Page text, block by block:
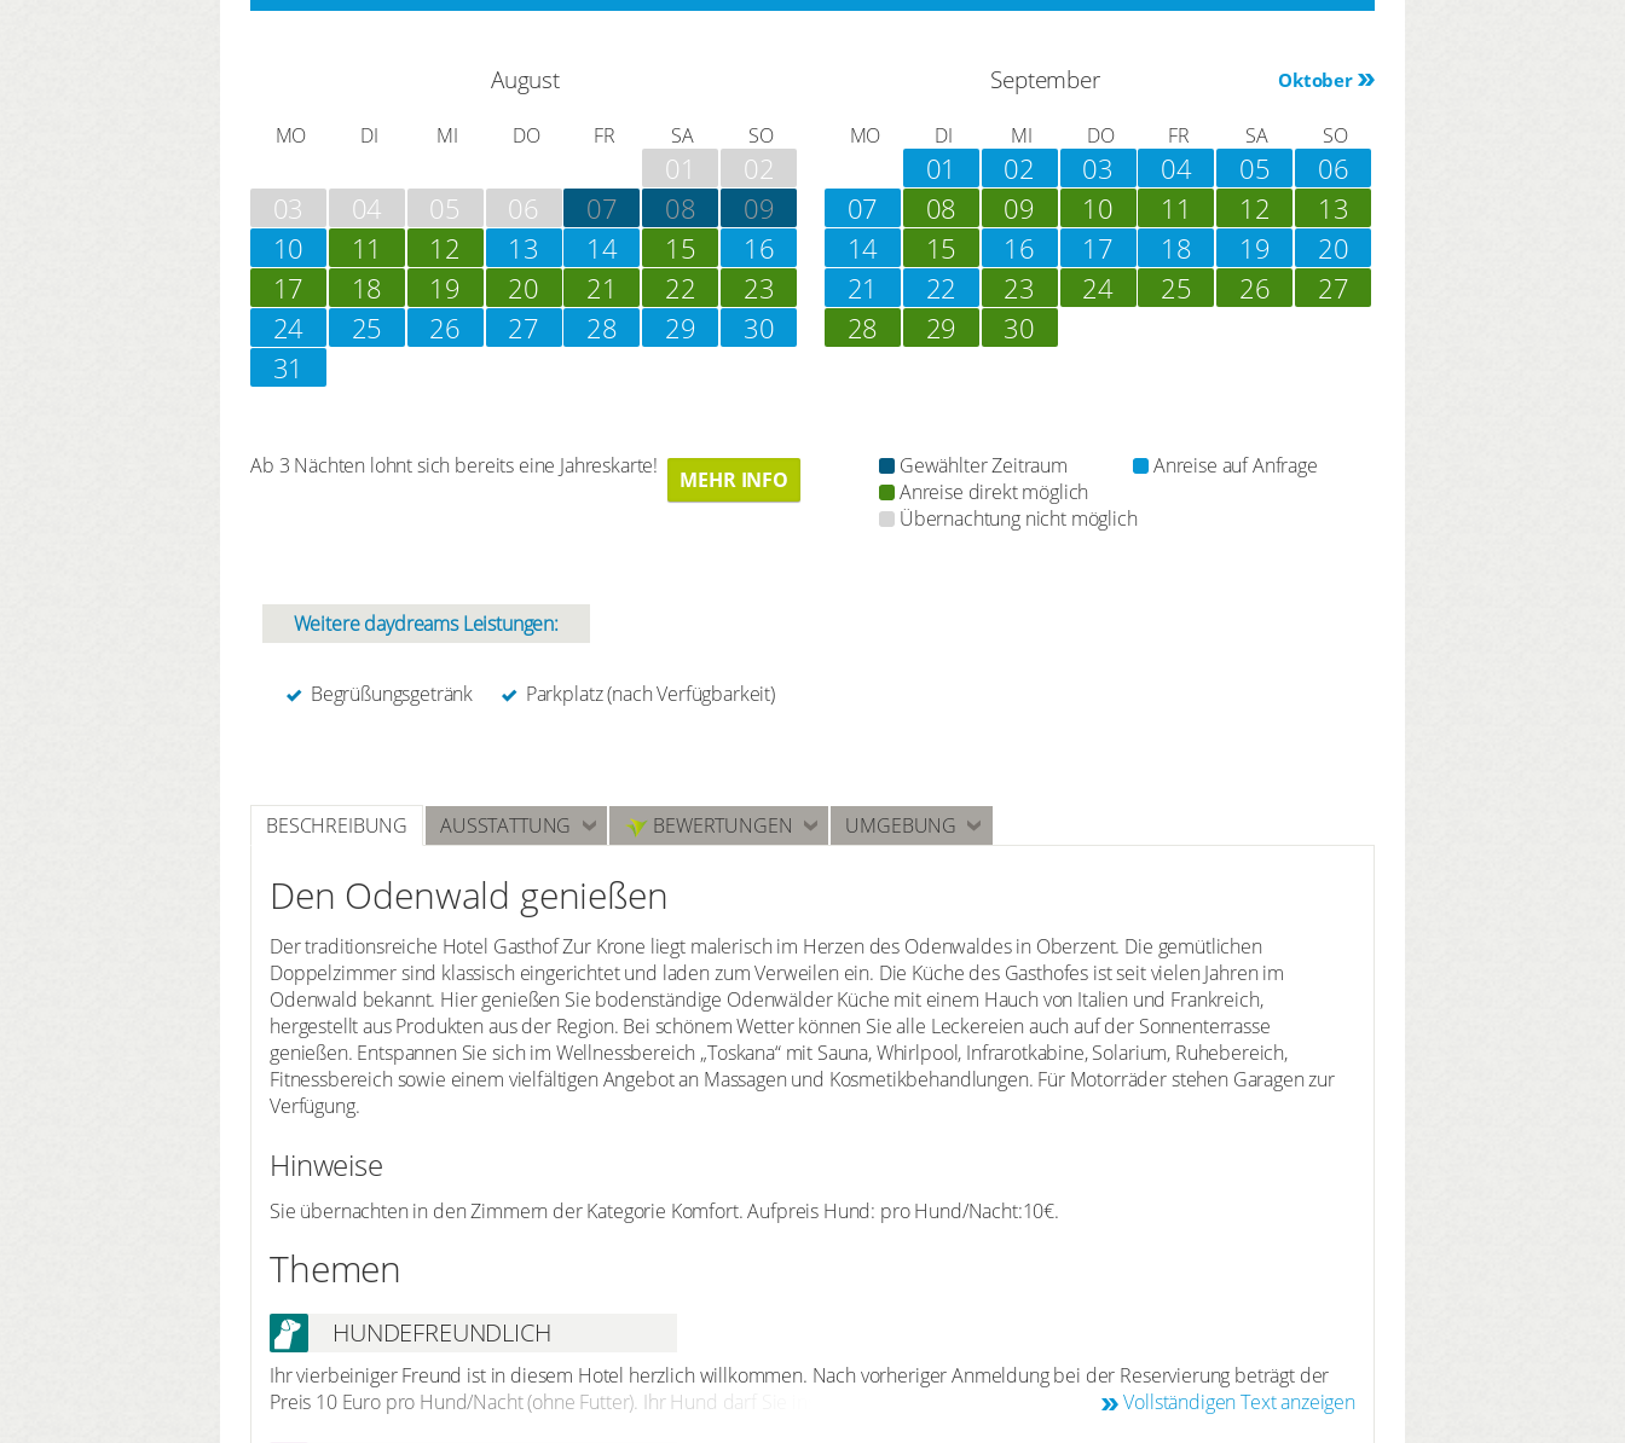
August
MO DI MI DO FR SA SO
01
02
03
04 05 06 07 08
09
10
11 12 13 14 15
16
17
18 19 20 21 22
23
24
25 26 27 28 29
30
31
Oktober
September
MO DI MI DO FR SA SO
01 02 03 04 05
06
07
08 09 10 11 12
13
14
15 16 17 18 19
20
21
22 23 24 25 26
27
28
29 30
MEHR INFO
Ab 3 Nächten lohnt sich bereits eine Jahreskarte! Gewählter Zeitraum
Anreise auf Anfrage
Anreise direkt möglich
Übernachtung nicht möglich
Weitere daydreams Leistungen:
Begrüßungsgetränk Parkplatz (nach Verfügbarkeit)
BESCHREIBUNG AUSSTATTUNG BEWERTUNGEN UMGEBUNG
Den Odenwald genießen
Der traditionsreiche Hotel Gasthof Zur Krone liegt malerisch im Herzen des Odenwaldes in Oberzent. Die gemütlichen
Doppelzimmer sind klassisch eingerichtet und laden zum Verweilen ein. Die Küche des Gasthofes ist seit vielen Jahren im
Odenwald bekannt. Hier genießen Sie bodenständige Odenwälder Küche mit einem Hauch von Italien und Frankreich,
hergestellt aus Produkten aus der Region. Bei schönem Wetter können Sie alle Leckereien auch auf der Sonnenterrasse
genießen. Entspannen Sie sich im Wellnessbereich „Toskana“ mit Sauna, Whirlpool, Infrarotkabine, Solarium, Ruhebereich,
Fitnessbereich sowie einem vielfältigen Angebot an Massagen und Kosmetikbehandlungen. Für Motorräder stehen Garagen zur
Verfügung.
Hinweise
Sie übernachten in den Zimmern der Kategorie Komfort. Aufpreis Hund: pro Hund/Nacht:10€.
Themen
HUNDEFREUNDLICH
Ihr vierbeiniger Freund ist in diesem Hotel herzlich willkommen. Nach vorheriger Anmeldung bei der Reservierung beträgt der
Preis 10 Euro pro Hund/Nacht (ohne Futter). Ihr Hund darf Sie ins Restaurant begleiten.
Vollständigen Text anzeigen